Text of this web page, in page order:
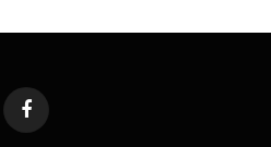
Facebook